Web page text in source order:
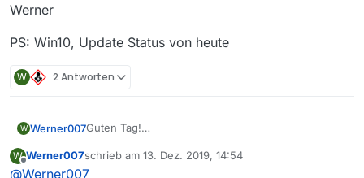
Werner
PS: Win10, Update Status von heute
W 2 Antworten
W Werner007Guten Tag!
sehr zufrieden mit der Funktion!!
Seit einiger Zeit aber habe ich Probleme mit den
Was mache ich falsch?
Werner
W
Offline
Werner007schrieb am 13. Dez. 2019, 14:54
zuletzt editiert von
@Werner007